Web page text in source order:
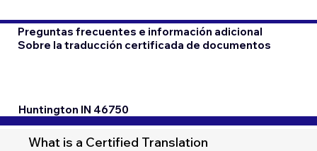
Preguntas frecuentes e información adicional
Sobre la traducción certificada de documentos
Huntington IN 46750
What is a Certified Translation